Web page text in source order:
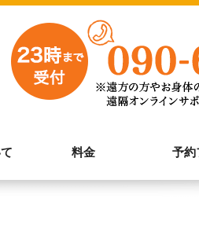
料金 予約